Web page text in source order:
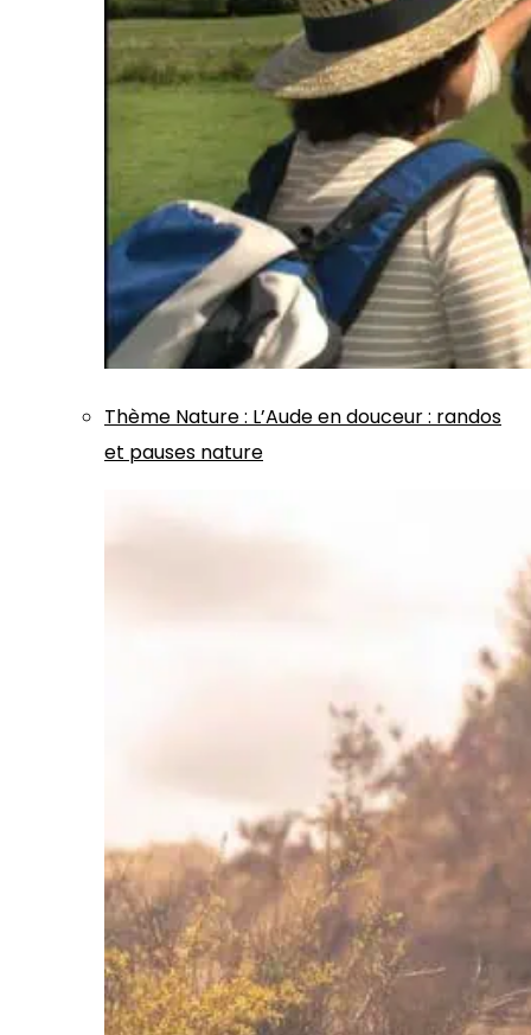
Thème Nature: L’Aude en douceur : randos
et pauses nature